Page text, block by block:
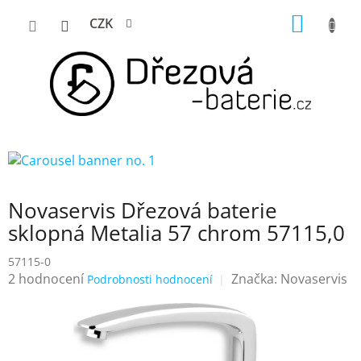
CZK
Novaservis Dřezová baterie
sklopná Metalia 57 chrom 57115,0
57115-0
Průměrné
2 hodnocení Podrobnosti hodnocení Značka: Novaservis